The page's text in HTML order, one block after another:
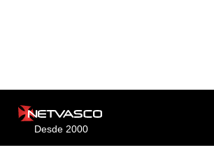
Desde 2000